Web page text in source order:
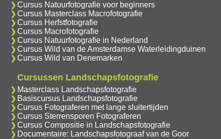
Cursus Natuurfotografie voor beginners
Cursus Masterclass Macrofotografie
Cursus Herfstfotografie
Cursus Macrofotografie
Cursus Natuurfotografie in Nederland
Cursus Wild van de Amsterdamse Waterleidingduinen
Cursus Wild van Denemarken
Cursussen Landschapsfotografie
Masterclass Landschapsfotografie
Basiscursus Landschapsfotografie
Cursus Fotograferen met lange sluitertijden
Cursus Sterrensporen Fotograferen
Cursus Compositie in Landschapsfotografie
Documentaire: Landschapsfotograaf van de Goor